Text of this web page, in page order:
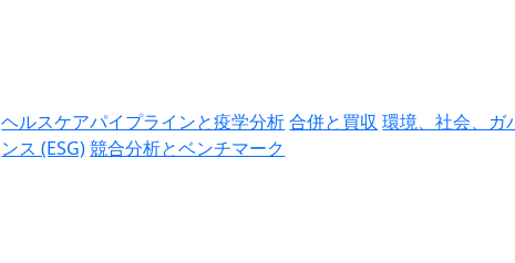
ヘルスケアパイプラインと疫学分析合併と買収 環境、社会、ガ
ンス (ESG)競合分析とベンチマーク